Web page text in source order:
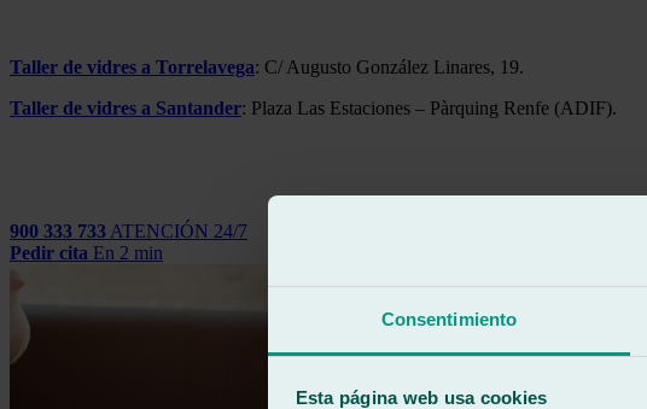
Consentimiento
Esta página web usa cookies
Taller de vidres a Torrelavega: C/ Augusto González Linares, 19.
Taller de vidres a Santander: Plaza Las Estaciones – Pàrquing Renfe (ADIF).
900 333 733 ATENCIÓN 24/7
Pedir cita En 2 min